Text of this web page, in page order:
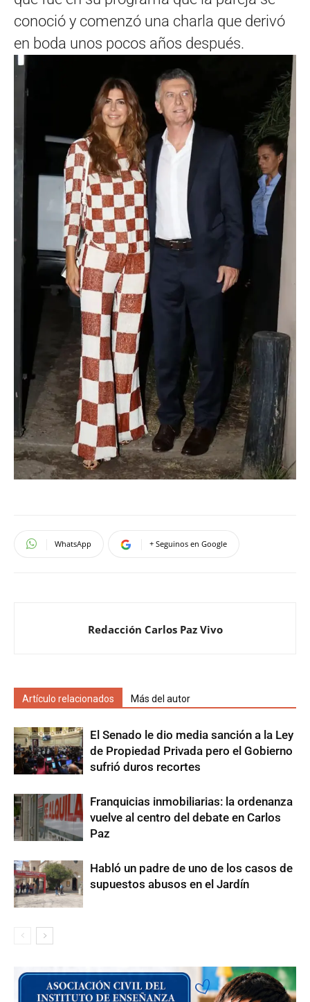
conoció y comenzó una charla que derivó
en boda unos pocos años después.
WhatsApp + Seguinos en Google
Redacción Carlos Paz Vivo
Artículo relacionados Más del autor
El Senado le dio media sanción a la Ley
de Propiedad Privada pero el Gobierno
sufrió duros recortes
Franquicias inmobiliarias: la ordenanza
vuelve al centro del debate en Carlos
Paz
Habló un padre de uno de los casos de
supuestos abusos en el Jardín